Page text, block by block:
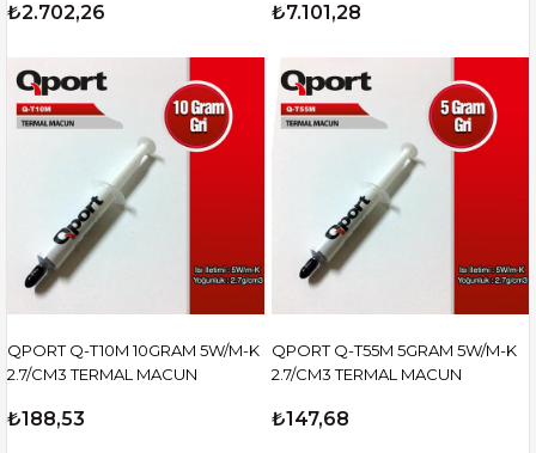
₺2.702,26 ₺7.101,28
QPORT Q-T10M 10GRAM 5W/M-K
2.7/CM3 TERMAL MACUN
₺188,53
QPORT Q-T55M 5GRAM 5W/M-K
2.7/CM3 TERMAL MACUN
₺147,68